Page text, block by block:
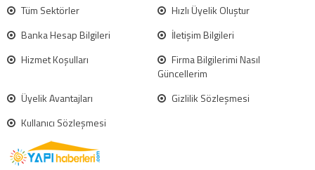
Tüm Sektörler
Hızlı Üyelik Oluştur
Banka Hesap Bilgileri
İletişim Bilgileri
Hizmet Koşulları
Firma Bilgilerimi Nasıl
Güncellerim
Üyelik Avantajları
Gizlilik Sözleşmesi
Kullanıcı Sözleşmesi